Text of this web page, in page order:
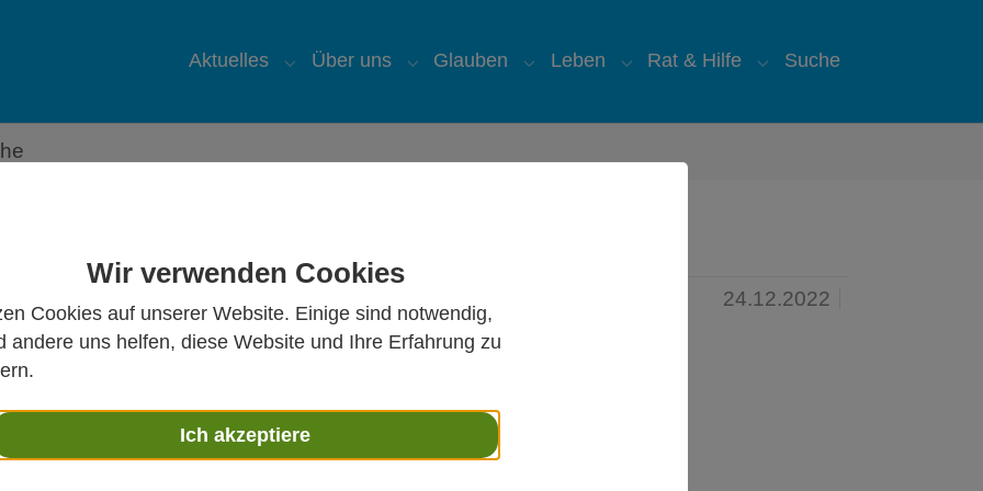
Wir verwenden Cookies
Cookies auf unserer Website. Einige sind notwendig,
andere uns helfen, diese Website und Ihre Erfahrung zu
Ich akzeptiere
Aktuelles
Submenu for "Aktuelles"
Über uns
Submenu for "Über uns"
Glauben
Submenu for "Glauben"
Leben
Submenu for "Leben"
Rat & Hilfe
Submenu for "Rat &
Suche
24.12.2022